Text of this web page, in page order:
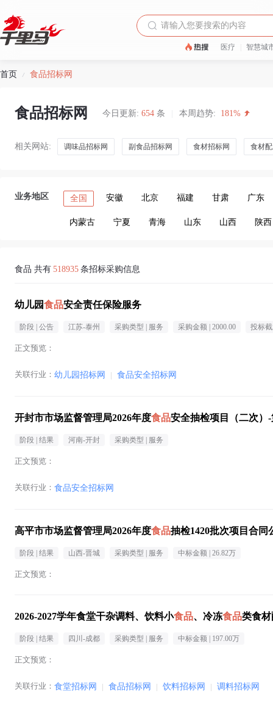
医疗 智慧城
首页 / 食品招标网
食品招标网 今日更新: 654 条 本周趋势: 181%
相关网站: 调味品招标网 副食品招标网 食材招标网 食材
业务地区 全国 安徽 北京 福建 甘肃 广东
内蒙古 宁夏 青海 山东 山西 陕西
食品 共有 518935 条招标采购信息
幼儿园食品安全责任保险服务
阶段 | 公告 江苏-泰州 采购类型 | 服务 采购金额 | 2000.00 投标
正文预览：
关联行业： 幼儿园招标网 | 食品安全招标网
开封市市场监督管理局2026年度食品安全抽检项目（二次）
阶段 | 结果 河南-开封 采购类型 | 服务
正文预览：
关联行业： 食品安全招标网
高平市市场监督管理局2026年度食品抽检1420批次项目合同
阶段 | 结果 山西-晋城 采购类型 | 服务 中标金额 | 26.82万
正文预览：
2026-2027学年食堂干杂调料、饮料小食品、冷冻食品类食
阶段 | 结果 四川-成都 采购类型 | 服务 中标金额 | 197.00万
正文预览：
关联行业： 食堂招标网 | 食品招标网 | 饮料招标网 | 调料招标网